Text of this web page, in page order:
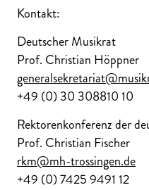
Kontakt:
Deutscher Musikrat
Prof. Christian Höppner
+49 (0) 30 308810 10
Rektorenkonferenz der
Prof. Christian Fischer
rkm@mh-trossingen.de
+49 (0) 7425 9491 12